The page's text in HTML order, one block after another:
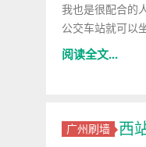
我也是很配合的
公交车站就可以
阅读全文...
广州刷墙 西